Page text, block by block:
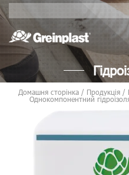
Домашня сторінка/ Продукція/
Oднокомпонентний